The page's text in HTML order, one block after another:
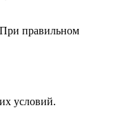
При правильном
условий.